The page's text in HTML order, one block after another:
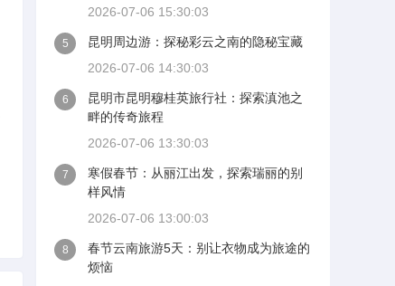
2026-07-06 15:30:03
5
昆明周边游：探秘彩云之南的隐秘宝藏
2026-07-06 14:30:03
6
昆明市昆明穆桂英旅行社：探索滇池之
畔的传奇旅程
2026-07-06 13:30:03
7
寒假春节：从丽江出发，探索瑞丽的别
样风情
2026-07-06 13:00:03
8
春节云南旅游5天：别让衣物成为旅途的
烦恼